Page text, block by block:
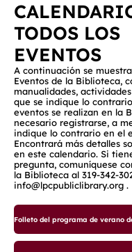
TODOS LOS
EVENTOS
A continuación se
Eventos de la Biblioteca,
manualidades,
que se indique lo
eventos se realizan en la
necesario registrarse, a
indique lo contrario en el
Encontrará más detalles
en este calendario. Si
pregunta, comuníquese
la Biblioteca al 319-342-
info@lpcpubliclibrary.org .